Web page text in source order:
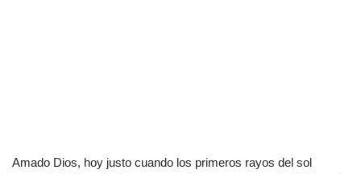
Amado Dios, hoy justo cuando los primeros rayos del sol